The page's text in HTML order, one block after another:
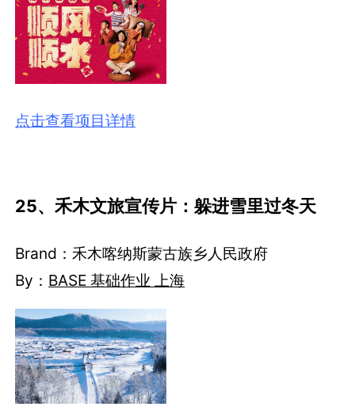
点击查看项目详情
25、禾木文旅宣传片：躲进雪里过冬天
Brand：禾木喀纳斯蒙古族乡人民政府
By： BASE 基础作业 上海